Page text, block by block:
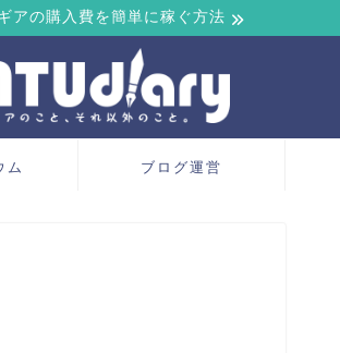
アの購入費を簡単に稼ぐ方法
ム ブログ運営